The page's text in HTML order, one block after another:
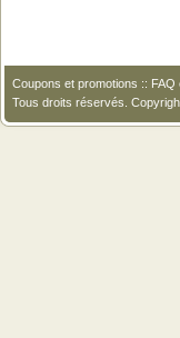
Coupons et promotions :: FAQ
Tous droits réservés.